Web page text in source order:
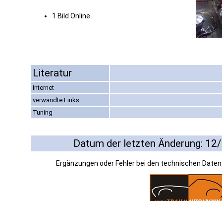
1 Bild Online
Literatur
Internet
verwandte Links
Tuning
Datum der letzten Änderung:
Ergänzungen oder Fehler bei den technischen